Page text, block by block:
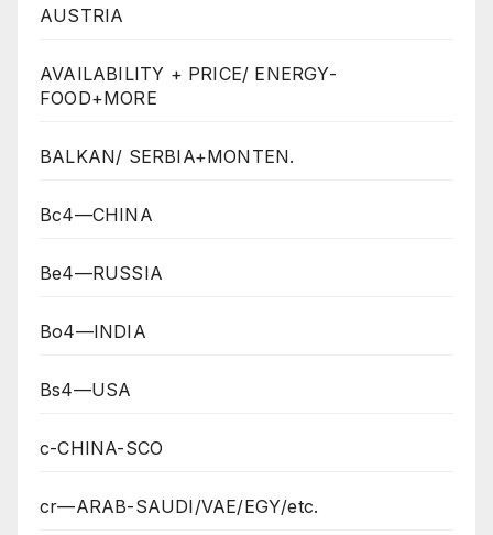
AUSTRIA
AVAILABILITY + PRICE/ ENERGY-
FOOD+MORE
BALKAN/ SERBIA+MONTEN.
Bc4—CHINA
Be4—RUSSIA
Bo4—INDIA
Bs4—USA
c-CHINA-SCO
cr—ARAB-SAUDI/VAE/EGY/etc.